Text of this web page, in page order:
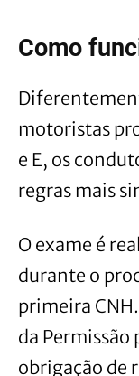
Como
motoristas
e E, os
regras mais
O exame é
durante o
primeira
da Permissão
obrigação de